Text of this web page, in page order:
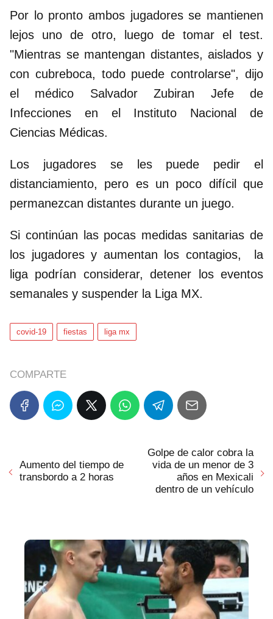
Por lo pronto ambos jugadores se mantienen
lejos uno de otro, luego de tomar el test.
"Mientras se mantengan distantes, aislados y
con cubreboca, todo puede controlarse", dijo
el médico Salvador Zubiran Jefe de
Infecciones en el Instituto Nacional de
Ciencias Médicas.
Los jugadores se les puede pedir el
distanciamiento, pero es un poco difícil que
permanezcan distantes durante un juego.
Si continúan las pocas medidas sanitarias de
los jugadores y aumentan los contagios, la
liga podrían considerar, detener los eventos
semanales y suspender la Liga MX.
covid-19 fiestas liga mx
COMPARTE
Aumento del tiempo de
transbordo a 2 horas
Golpe de calor cobra la
vida de un menor de 3
años en Mexicali
dentro de un vehículo